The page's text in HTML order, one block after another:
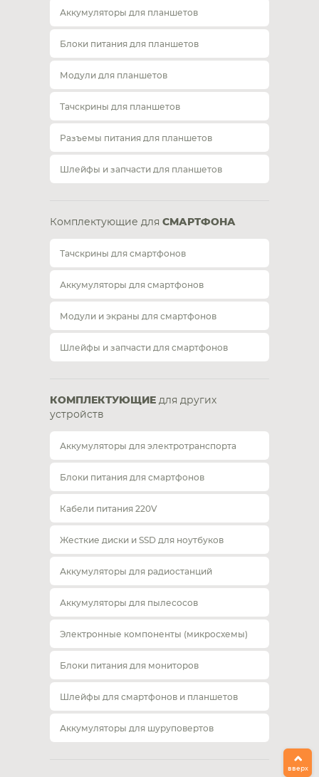
Аккумуляторы для планшетов
Блоки питания для планшетов
Модули для планшетов
Тачскрины для планшетов
Разъемы питания для планшетов
Шлейфы и запчасти для планшетов
Комплектующие для СМАРТФОНА
Тачскрины для смартфонов
Аккумуляторы для смартфонов
Модули и экраны для смартфонов
Шлейфы и запчасти для смартфонов
КОМПЛЕКТУЮЩИЕ для других
устройств
Аккумуляторы для электротранспорта
Блоки питания для смартфонов
Кабели питания 220V
Жесткие диски и SSD для ноутбуков
Аккумуляторы для радиостанций
Аккумуляторы для пылесосов
Электронные компоненты (микросхемы)
Блоки питания для мониторов
Шлейфы для смартфонов и планшетов
Аккумуляторы для шуруповертов
вверх